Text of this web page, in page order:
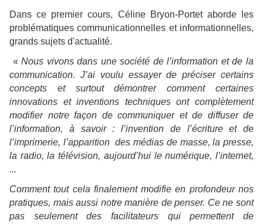
Dans ce premier cours, Céline Bryon-Portet aborde les
problématiques communicationnelles et informationnelles,
grands sujets d'actualité.
«Nous vivons dans une société de l’information et de la
communication. J’ai voulu essayer de préciser certains
concepts et surtout démontrer comment certaines
innovations et inventions techniques ont complètement
modifier notre façon de communiquer et de diffuser de
l’information, à savoir : l’invention de l’écriture et de
l’imprimerie, l’apparition des médias de masse, la presse,
la radio, la télévision, aujourd’hui le numérique, l’internet,
...
Comment tout cela finalement modifie en profondeur nos
pratiques, mais aussi notre manière de penser. Ce ne sont
pas seulement des facilitateurs qui permettent de